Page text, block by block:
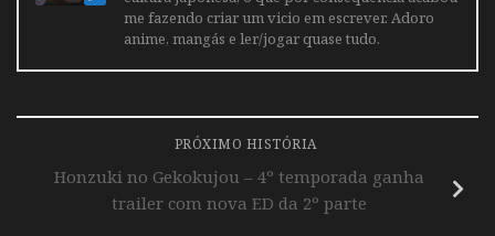
me fazendo criar um vicio em escrever. Adoro
anime, mangás e ler/jogar quase tudo.
PRÓXIMO HISTÓRIA
Honzuki no Gekokujou – 4º temporada ganha
trailer com nova ED da 2º parte